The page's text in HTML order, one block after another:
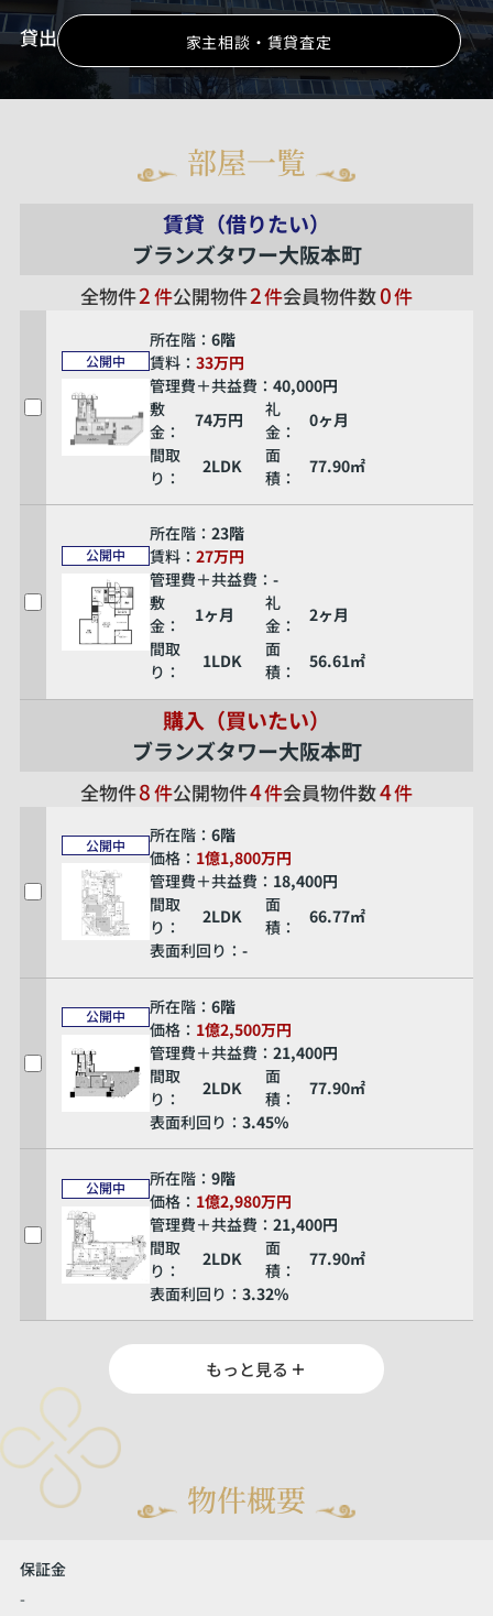
貸出 家主相談・賃貸査定
部屋一覧
賃貸（借りたい）
ブランズタワー大阪本町
全物件2件公開物件2件会員物件数0件
公開中
所在階：6階
賃料：33万円
管理費＋共益費：40,000円
敷
金：
74万円
礼
金：
0ヶ月
間取
り：
2LDK
面
積：
77.90㎡
公開中
所在階：23階
賃料：27万円
管理費＋共益費：-
敷
金：
1ヶ月
礼
金：
2ヶ月
間取
り：
1LDK
面
積：
56.61㎡
購入（買いたい）
ブランズタワー大阪本町
全物件8件公開物件4件会員物件数4件
公開中 所在階：6階
価格： 1億1,800万円
管理費＋共益費： 18,400円
間取
り：
2LDK
面
積：
66.77㎡
表面利回り：-
公開中 所在階：6階
価格： 1億2,500万円
管理費＋共益費：21,400円
間取
り：
2LDK
面
積：
77.90㎡
表面利回り：3.45%
公開中 所在階：9階
価格： 1億2,980万円
管理費＋共益費：21,400円
間取
り：
2LDK
面
積：
77.90㎡
表面利回り：3.32%
もっと見る
物件概要
保証金
-